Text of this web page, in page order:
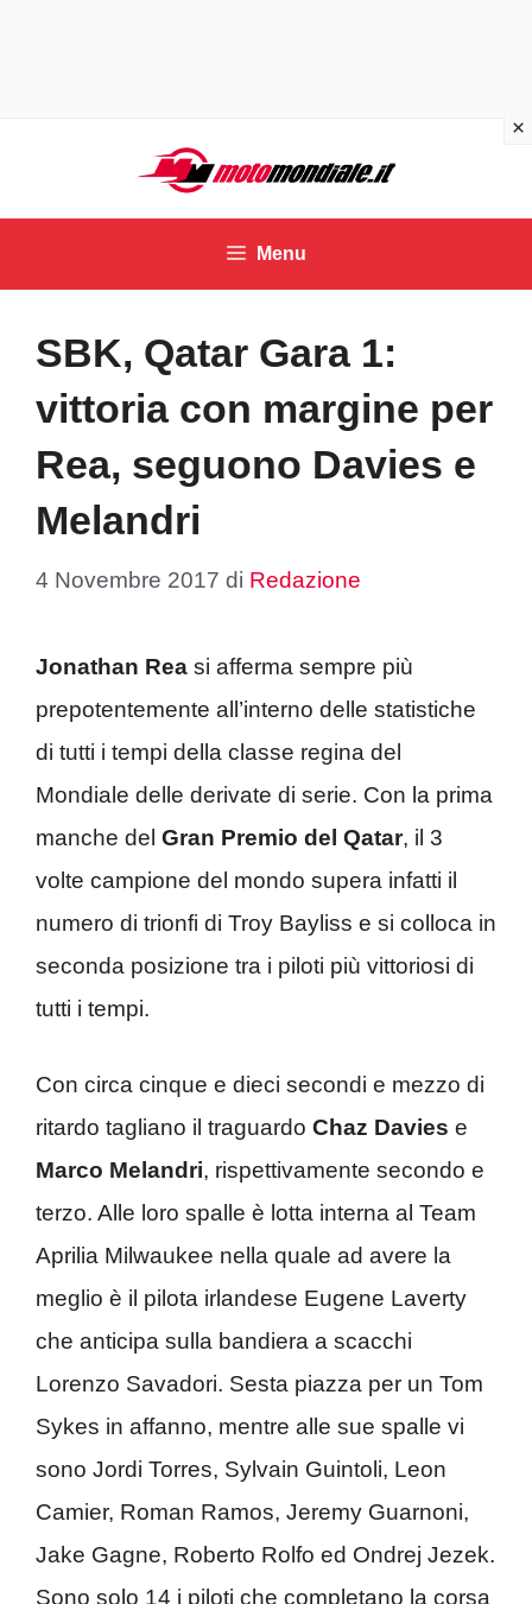
contenuto
Menu
SBK, Qatar Gara 1:
vittoria con margine per
Rea, seguono Davies e
Melandri
4 Novembre 2017 di Redazione
Jonathan Rea si afferma sempre più
prepotentemente all’interno delle statistiche
di tutti i tempi della classe regina del
Mondiale delle derivate di serie. Con la prima
manche del Gran Premio del Qatar, il 3
volte campione del mondo supera infatti il
numero di trionfi di Troy Bayliss e si colloca in
seconda posizione tra i piloti più vittoriosi di
tutti i tempi.
Con circa cinque e dieci secondi e mezzo di
ritardo tagliano il traguardo Chaz Davies e
Marco Melandri, rispettivamente secondo e
terzo. Alle loro spalle è lotta interna al Team
Aprilia Milwaukee nella quale ad avere la
meglio è il pilota irlandese Eugene Laverty
che anticipa sulla bandiera a scacchi
Lorenzo Savadori. Sesta piazza per un Tom
Sykes in affanno, mentre alle sue spalle vi
sono Jordi Torres, Sylvain Guintoli, Leon
Camier, Roman Ramos, Jeremy Guarnoni,
Jake Gagne, Roberto Rolfo ed Ondrej Jezek.
Sono solo 14 i piloti che completano la corsa